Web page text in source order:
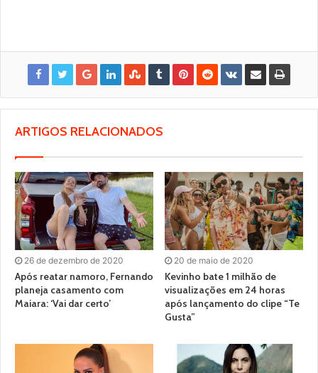
ARTIGOS RELACIONADOS
26 de dezembro de 2020
Após reatar namoro, Fernando
planeja casamento com
Maiara: ‘Vai dar certo’
20 de maio de 2020
Kevinho bate 1 milhão de
visualizações em 24 horas
após lançamento do clipe “Te
Gusta”